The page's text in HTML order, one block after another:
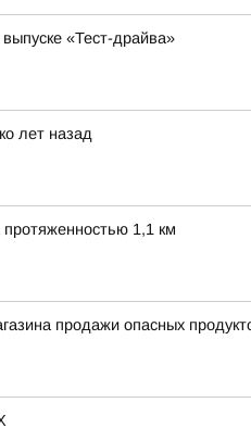
«Тест-драйва»
лет назад
1,1 км
продажи опасных